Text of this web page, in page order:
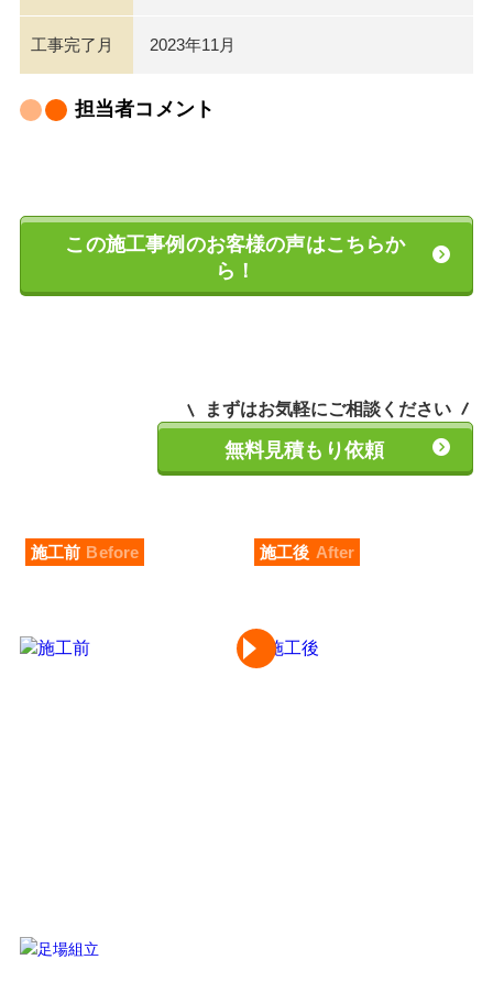
工事完了月 2023年11月
担当者コメント
この施工事例のお客様の声はこちらか
ら！
まずはお気軽にご相談ください
無料見積もり依頼
施工前 Before 施工後 After